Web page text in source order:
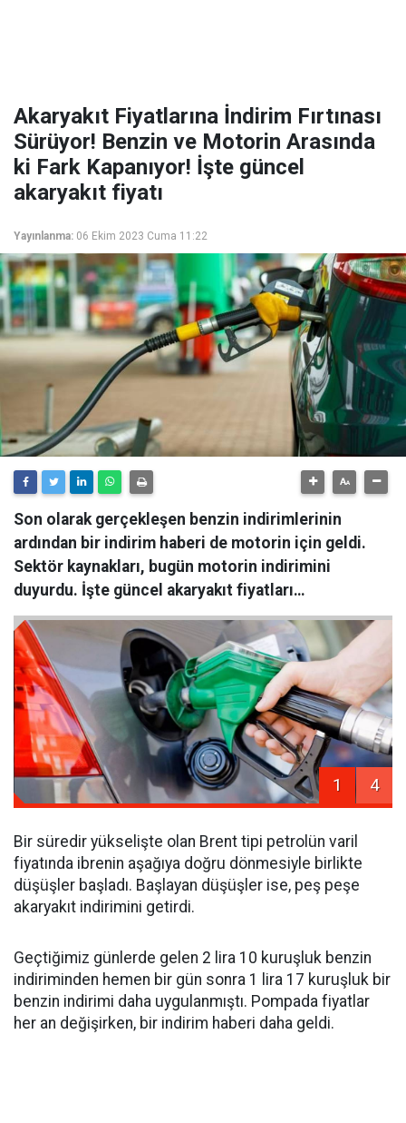
Akaryakıt Fiyatlarına İndirim Fırtınası
Sürüyor! Benzin ve Motorin Arasında
ki Fark Kapanıyor! İşte güncel
akaryakıt fiyatı
Yayınlanma: 06 Ekim 2023 Cuma 11:22
Son olarak gerçekleşen benzin indirimlerinin
ardından bir indirim haberi de motorin için geldi.
Sektör kaynakları, bugün motorin indirimini
duyurdu. İşte güncel akaryakıt fiyatları…
1 4
Bir süredir yükselişte olan Brent tipi petrolün varil
fiyatında ibrenin aşağıya doğru dönmesiyle birlikte
düşüşler başladı. Başlayan düşüşler ise, peş peşe
akaryakıt indirimini getirdi.
Geçtiğimiz günlerde gelen 2 lira 10 kuruşluk benzin
indiriminden hemen bir gün sonra 1 lira 17 kuruşluk bir
benzin indirimi daha uygulanmıştı. Pompada fiyatlar
her an değişirken, bir indirim haberi daha geldi.